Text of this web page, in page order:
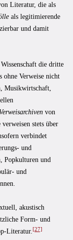
Literatur, die als
als legitimierende
und damit
die dritte
ohne Verweise nicht
Musikwirtschaft,
Verweisarchiven von
stets über
verbindet
und
Popkulturen und
und
akustisch
Form- und
Literatur. [27]